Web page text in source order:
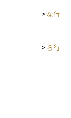
> な行
> ら行